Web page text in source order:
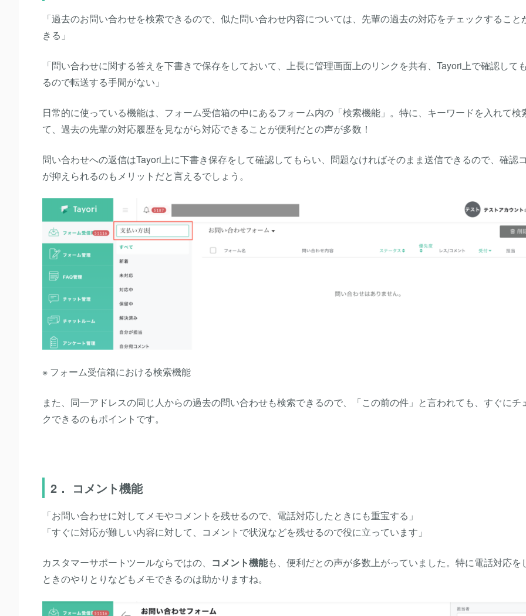
「過去のお問い合わせを検索できるので、似た問い合わせ内容については、先輩の過去の対応をチェックすること
きる」
「問い合わせに関する答えを下書きで保存をしておいて、上長に管理画面上のリンクを共有、Tayori上で確認して
るので転送する手間がない」
日常的に使っている機能は、フォーム受信箱の中にあるフォーム内の「検索機能 」。特に、キーワードを入れて検
て、過去の先輩の対応履歴を見ながら対応できることが便利だとの声が多数！
問い合わせへの返信はTayori上に下書き保存をして確認してもらい、問題なければそのまま送信できるので、確認
が抑えられるのもメリットだと言えるでしょう。
※ フォーム受信箱における検索機能
また、同一アドレスの同じ人からの過去の問い合わせも検索できるので、「この前の件」と言われても、すぐにチ
クできるのもポイントです。
2． コメント機能
「お問い合わせに対してメモやコメントを残せるので、電話対応したときにも重宝する」
「すぐに対応が難しい内容に対して、コメントで状況などを残せるので役に立っています」
カスタマーサポートツールならではの、 コメント機能も、便利だとの声が多数上がっていました。特に電話対応を
ときのやりとりなどもメモできるのは助かりますね。